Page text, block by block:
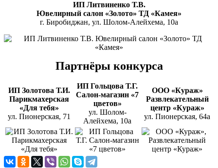
ИП Литвиненко Т.В.
Ювелирный салон «Золото» ТД «Камея»
г. Биробиджан, ул. Шолом-Алейхема, 10а
Партнёры конкурса
ИП Золотова Т.И.
Парикмахерская
«Для тебя»
ул. Пионерская, 71
ИП Гольцова Т.Г.
Салон-магазин «7
цветов»
ул. Шолом-
Алейхема, 10а
ООО «Кураж»
Развлекательный
центр «Кураж»
ул. Пионерская, 64а